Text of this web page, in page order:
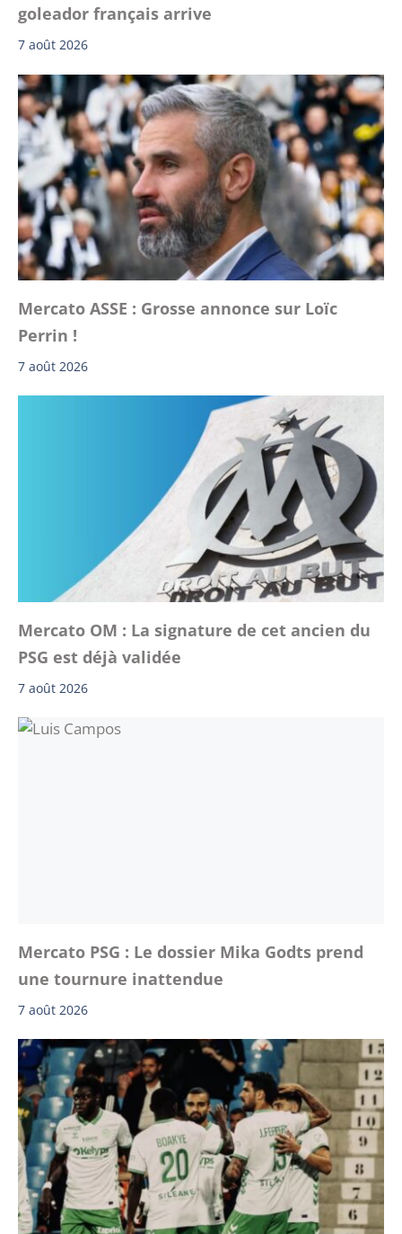
goleador français arrive
7 août 2026
Mercato ASSE : Grosse annonce sur Loïc
Perrin !
7 août 2026
Mercato OM : La signature de cet ancien du
PSG est déjà validée
7 août 2026
Mercato PSG : Le dossier Mika Godts prend
une tournure inattendue
7 août 2026